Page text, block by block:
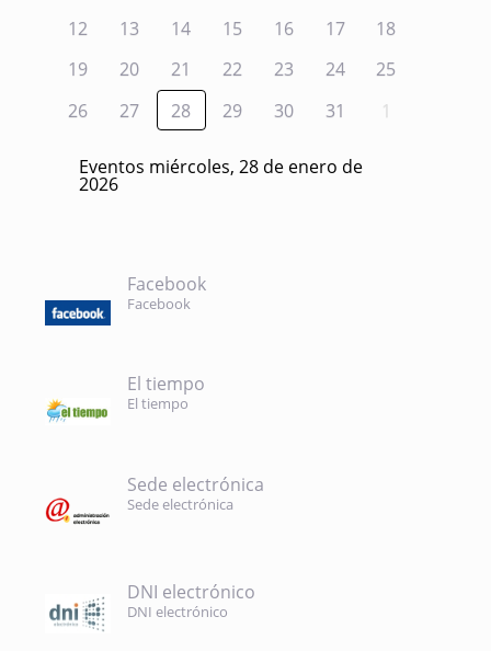
12
13 14 15 16 17
18
19
20 21 22 23 24
25
26
27 28 29 30 31 1
Eventos miércoles, 28 de enero de
2026
Facebook
Facebook
El tiempo
El tiempo
Sede electrónica
Sede electrónica
DNI electrónico
DNI electrónico